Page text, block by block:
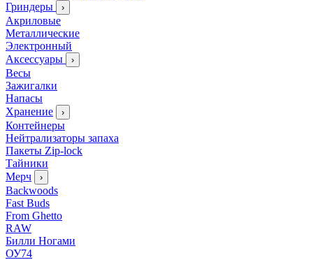
Гриндеры
›
Акриловые
Металлические
Электронный
Аксессуары
›
Весы
Зажигалки
Напасы
Хранение
›
Контейнеры
Нейтрализаторы запаха
Пакеты Zip-lock
Тайники
Мерч
›
Backwoods
Fast Buds
From Ghetto
RAW
Билли Ногами
ОУ74